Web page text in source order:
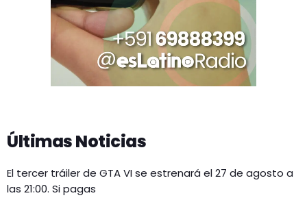
Últimas Noticias
El tercer tráiler de GTA VI se estrenará el 27 de agosto a
las 21:00. Si pagas